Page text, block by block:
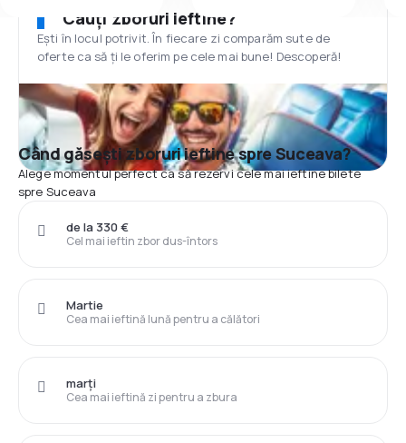
Cauți zboruri ieftine?
Ești în locul potrivit. În fiecare zi comparăm sute de
oferte ca să ți le oferim pe cele mai bune! Descoperă!
Când găsești zboruri ieftine spre Suceava?
Alege momentul perfect ca să rezervi cele mai ieftine bilete
spre Suceava
Cel mai ieftin zbor dus-întors
de la 330 €
Cea mai ieftină lună pentru a călători
Martie
Cea mai ieftină zi pentru a zbura
marți